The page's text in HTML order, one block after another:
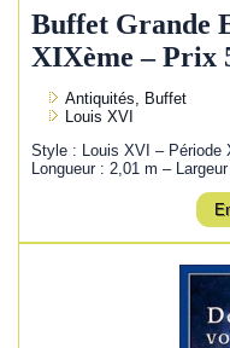
Buffet Grande
XIXème – Prix
Antiquités, Buffet
Louis XVI
Style : Louis XVI – Période
Longueur : 2,01 m –